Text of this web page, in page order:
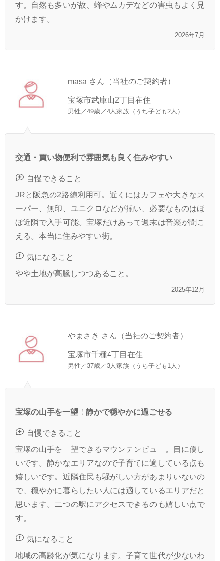
す。自然も多いが故、蜂やムカデなどの害虫もよく見
かけます。
2026年7月
masa さん（当社のご契約者）
宝塚市武庫山2丁目在住
男性／49歳／4人家族（うち子ども2人）
交通・買い物便利で雰囲気も良く住みやすい
自慢できること
JRと阪急の2路線利用可。近くにはカフェや大きなス
ーパー、無印、ユニクロなどが揃い、必要なものはほ
ぼ近隣で入手可能。宝塚だけあって週末は音楽が聞こ
える。本当に住みやすい街。
気になること
やや土地が高騰しつつあること。
2025年12月
やまさき さん（当社のご契約者）
宝塚市千種4丁目在住
男性／37歳／3人家族（うち子ども1人）
宝塚の山手を一望！静かで穏やかに過ごせる
自慢できること
宝塚の山手を一望できるマウンテンビュー。目に優し
いです。静かなエリアなので子育てに適している点も
嬉しいです。近隣住民も騒がしい方があまりいないの
で、穏やかに暮らしたい人には適しているエリアだと
思います。二つの駅にアクセスできるのも嬉しい点で
す。
気になること
地域の高齢化が気になります。子育て世代が少ないわ